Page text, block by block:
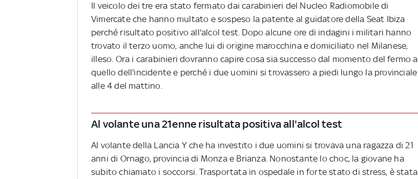
Il veicolo dei tre era stato fermato dai carabinieri del Nucleo Radiomobile di
Vimercate che hanno multato e sospeso la patente al guidatore della Seat Ibiza
perché risultato positivo all'alcol test. Dopo alcune ore di indagini i militari hanno
trovato il terzo uomo, anche lui di origine marocchina e domiciliato nel Milanese,
illeso. Ora i carabinieri dovranno capire cosa sia successo dal momento del fermo a
quello dell'incidente e perché i due uomini si trovassero a piedi lungo la provinciale
alle 4 del mattino.
Al volante una 21enne risultata positiva all'alcol test
Al volante della Lancia Y che ha investito i due uomini si trovava una ragazza di 21
anni di Ornago, provincia di Monza e Brianza. Nonostante lo choc, la giovane ha
subito chiamato i soccorsi. Trasportata in ospedale in forte stato di stress, è stata